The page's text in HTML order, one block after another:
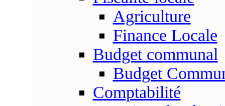
Agriculture
Finance Locale
Budget communal
Budget
Comptabilité